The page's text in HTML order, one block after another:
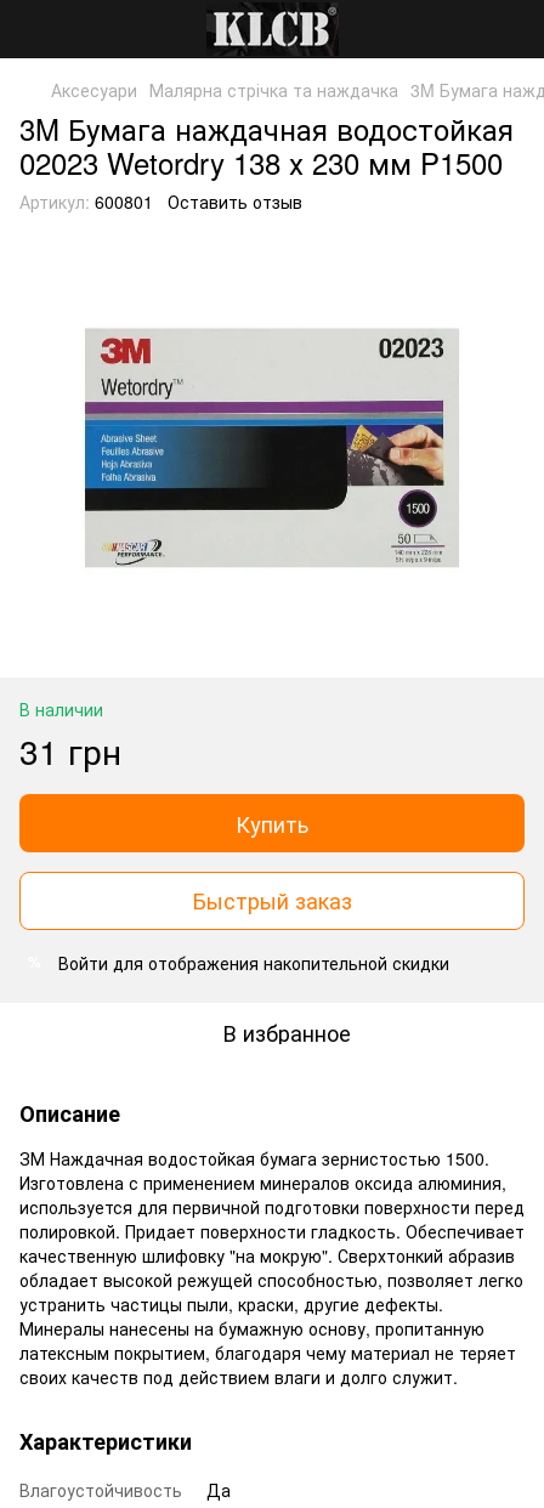
Аксесуари Малярна стрічка та наждачка 3M Бумага
3M Бумага наждачная водостойкая
02023 Wetordry 138 х 230 мм P1500
Артикул: 600801 Оставить отзыв
В наличии
31 грн
Купить
Быстрый заказ
Войти для отображения накопительной скидки
В избранное
Описание
ЗМ Наждачная водостойкая бумага зернистостью 1500.
Изготовлена с применением минералов оксида алюминия,
используется для первичной подготовки поверхности перед
полировкой. Придает поверхности гладкость. Обеспечивает
качественную шлифовку "на мокрую". Сверхтонкий абразив
обладает высокой режущей способностью, позволяет легко
устранить частицы пыли, краски, другие дефекты.
Минералы нанесены на бумажную основу, пропитанную
латексным покрытием, благодаря чему материал не теряет
своих качеств под действием влаги и долго служит.
Характеристики
Влагоустойчивость
Да